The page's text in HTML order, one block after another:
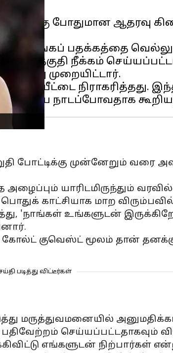
தனக்கு போதுமான ஆதரவு
தங்கப் பதக்கத்தை
தகுதி நீக்கம்
முறையிட்டார்.
நிராகரித்தது.
போட்டிக்கு முன்னேறும் வரை
அழைப்பும் யாரிடமிருந்தும்
காட்சியாக மாற
உங்களுடன்
குவெஸ்ட் மூலம் தான்
படித்து விட்டீர்கள்
மருத்துவமனையில்
செய்யப்பட்டதாகவும்
எங்களுடன் நிற்பார்கள்